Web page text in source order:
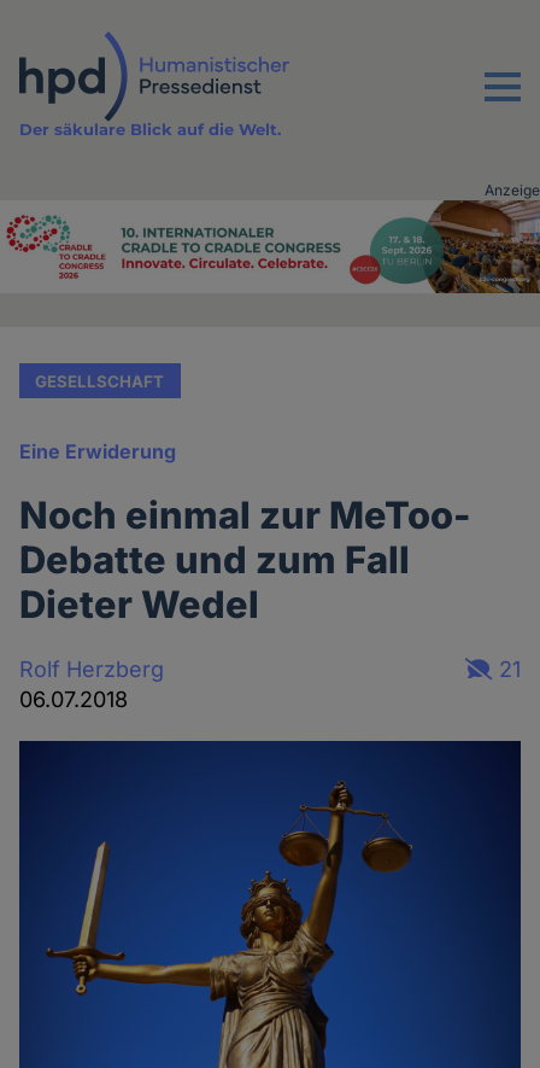
Inhalt
Menu
Der säkulare Blick auf die Welt.
Advertising
Anzeige
GESELLSCHAFT
Eine Erwiderung
Noch einmal zur MeToo-
Debatte und zum Fall
Dieter Wedel
Rolf Herzberg
06.07.2018
21